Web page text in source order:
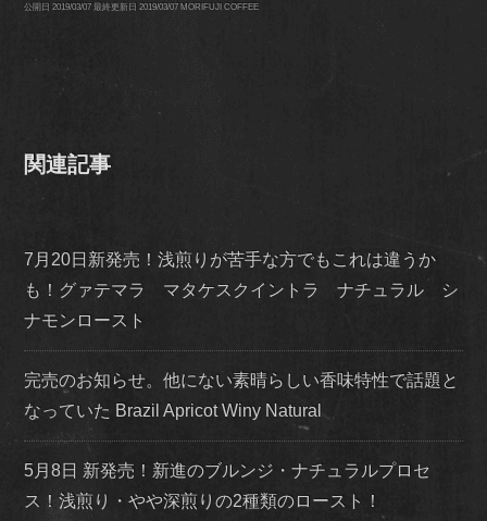
公開日2019/03/07 最終更新日2019/03/07 MORIFUJI COFFEE
関連記事
7月20日新発売！浅煎りが苦手な方でもこれは違うか
も！グァテマラ マタケスクイントラ ナチュラル シ
ナモンロースト
完売のお知らせ。他にない素晴らしい香味特性で話題と
なっていた Brazil Apricot Winy Natural
5月8日 新発売！新進のブルンジ・ナチュラルプロセ
ス！浅煎り・やや深煎りの2種類のロースト！